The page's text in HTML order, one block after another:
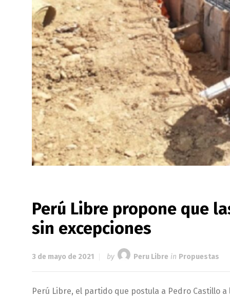
Perú Libre propone que
sin excepciones
3 de mayo de 2021 by Peru Libre in Propuestas
Perú Libre, el partido que postula a Pedro Castillo